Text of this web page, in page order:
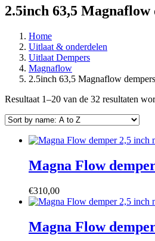
2.5inch 63,5 Magnaflow
Home
Uitlaat & onderdelen
Uitlaat Dempers
Magnaflow
2.5inch 63,5 Magnaflow dempers
Resultaat 1–20 van de 32 resultaten
Magna Flow
€310,00
Magna Flow